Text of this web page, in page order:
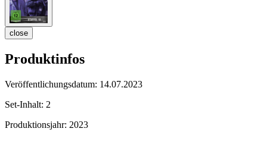
close
Produktinfos
Veröffentlichungsdatum: 14.07.2023
Set-Inhalt: 2
Produktionsjahr: 2023